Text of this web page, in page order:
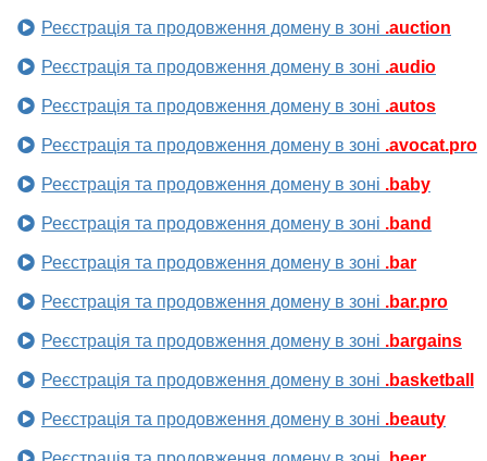
Реєстрація та продовження домену в зоні .auction
Реєстрація та продовження домену в зоні .audio
Реєстрація та продовження домену в зоні .autos
Реєстрація та продовження домену в зоні .avocat.pro
Реєстрація та продовження домену в зоні .baby
Реєстрація та продовження домену в зоні .band
Реєстрація та продовження домену в зоні .bar
Реєстрація та продовження домену в зоні .bar.pro
Реєстрація та продовження домену в зоні .bargains
Реєстрація та продовження домену в зоні .basketball
Реєстрація та продовження домену в зоні .beauty